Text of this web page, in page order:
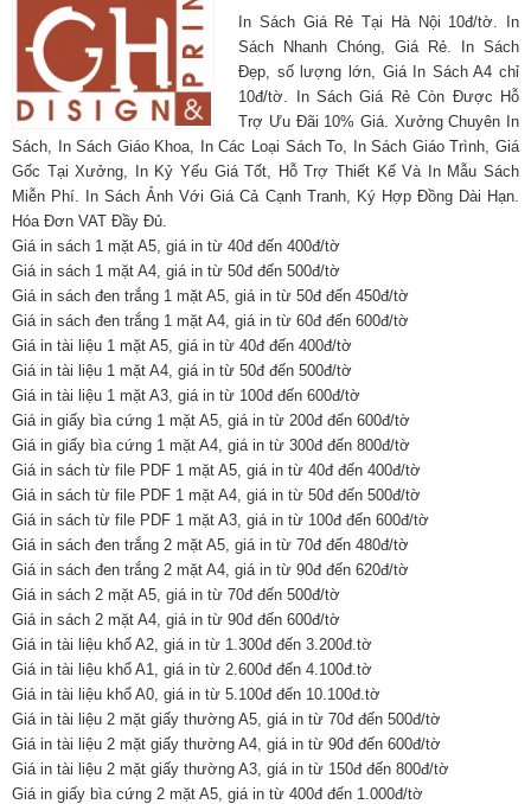
In Sách Giá Rẻ Tại Hà Nội 10đ/tờ. In
Sách Nhanh Chóng, Giá Rẻ. In Sách
Đẹp, số lượng lớn, Giá In Sách A4 chỉ
10đ/tờ. In Sách Giá Rẻ Còn Được Hỗ
Trợ Ưu Đãi 10% Giá. Xưởng Chuyên In
Sách, In Sách Giáo Khoa, In Các Loại Sách To, In Sách Giáo Trình, Giá
Gốc Tại Xưởng, In Kỷ Yếu Giá Tốt, Hỗ Trợ Thiết Kế Và In Mẫu Sách
Miễn Phí. In Sách Ảnh Với Giá Cả Cạnh Tranh, Ký Hợp Đồng Dài Hạn.
Hóa Đơn VAT Đầy Đủ.
Giá in sách 1 mặt A5, giá in từ 40đ đến 400đ/tờ
Giá in sách 1 mặt A4, giá in từ 50đ đến 500đ/tờ
Giá in sách đen trắng 1 mặt A5, giá in từ 50đ đến 450đ/tờ
Giá in sách đen trắng 1 mặt A4, giá in từ 60đ đến 600đ/tờ
Giá in tài liệu 1 mặt A5, giá in từ 40đ đến 400đ/tờ
Giá in tài liệu 1 mặt A4, giá in từ 50đ đến 500đ/tờ
Giá in tài liệu 1 mặt A3, giá in từ 100đ đến 600đ/tờ
Giá in giấy bìa cứng 1 mặt A5, giá in từ 200đ đến 600đ/tờ
Giá in giấy bìa cứng 1 mặt A4, giá in từ 300đ đến 800đ/tờ
Giá in sách từ file PDF 1 mặt A5, giá in từ 40đ đến 400đ/tờ
Giá in sách từ file PDF 1 mặt A4, giá in từ 50đ đến 500đ/tờ
Giá in sách từ file PDF 1 mặt A3, giá in từ 100đ đến 600đ/tờ
Giá in sách đen trắng 2 mặt A5, giá in từ 70đ đến 480đ/tờ
Giá in sách đen trắng 2 mặt A4, giá in từ 90đ đến 620đ/tờ
Giá in sách 2 mặt A5, giá in từ 70đ đến 500đ/tờ
Giá in sách 2 mặt A4, giá in từ 90đ đến 600đ/tờ
Giá in tài liệu khổ A2, giá in từ 1.300đ đến 3.200đ.tờ
Giá in tài liệu khổ A1, giá in từ 2.600đ đến 4.100đ.tờ
Giá in tài liệu khổ A0, giá in từ 5.100đ đến 10.100đ.tờ
Giá in tài liệu 2 mặt giấy thường A5, giá in từ 70đ đến 500đ/tờ
Giá in tài liệu 2 mặt giấy thường A4, giá in từ 90đ đến 600đ/tờ
Giá in tài liệu 2 mặt giấy thường A3, giá in từ 150đ đến 800đ/tờ
Giá in giấy bìa cứng 2 mặt A5, giá in từ 400đ đến 1.000đ/tờ